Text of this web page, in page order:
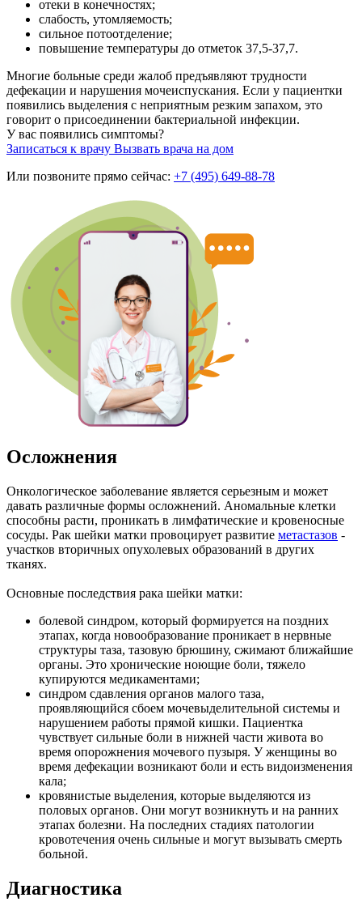
отеки в конечностях;
слабость, утомляемость;
сильное потоотделение;
повышение температуры до отметок 37,5-37,7.
Многие больные среди жалоб предъявляют трудности
дефекации и нарушения мочеиспускания. Если у пациентки
появились выделения с неприятным резким запахом, это
говорит о присоединении бактериальной инфекции.
У вас появились симптомы?
Записаться к врачу Вызвать врача на дом
Или позвоните прямо сейчас: +7 (495) 649-88-78
Осложнения
Онкологическое заболевание является серьезным и может
давать различные формы осложнений. Аномальные клетки
способны расти, проникать в лимфатические и кровеносные
сосуды. Рак шейки матки провоцирует развитие метастазов -
участков вторичных опухолевых образований в других
тканях.
Основные последствия рака шейки матки:
болевой синдром, который формируется на поздних
этапах, когда новообразование проникает в нервные
структуры таза, тазовую брюшину, сжимают ближайшие
органы. Это хронические ноющие боли, тяжело
купируются медикаментами;
синдром сдавления органов малого таза,
проявляющийся сбоем мочевыделительной системы и
нарушением работы прямой кишки. Пациентка
чувствует сильные боли в нижней части живота во
время опорожнения мочевого пузыря. У женщины во
время дефекации возникают боли и есть видоизменения
кала;
кровянистые выделения, которые выделяются из
половых органов. Они могут возникнуть и на ранних
этапах болезни. На последних стадиях патологии
кровотечения очень сильные и могут вызывать смерть
больной.
Диагностика